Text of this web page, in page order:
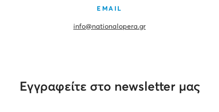
EMAIL
info@nationalopera.gr
Εγγραφείτε στο newsletter μας